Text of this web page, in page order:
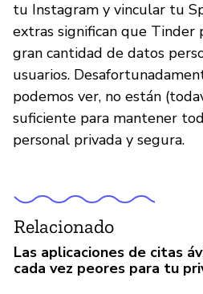
tu Instagram y vincular tu
extras significan que Tinder
gran cantidad de datos
usuarios.
podemos ver, no están
suficiente para mantener
personal privada y segura.
Relacionado
Las aplicaciones de citas
cada vez peores para tu